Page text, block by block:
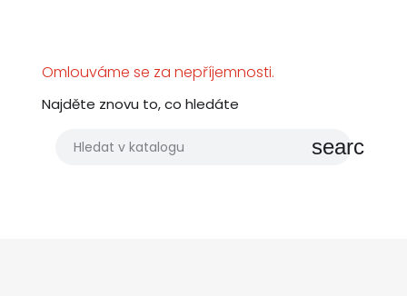
Omlouváme se za nepříjemnosti.
Najděte znovu to, co hledáte
search